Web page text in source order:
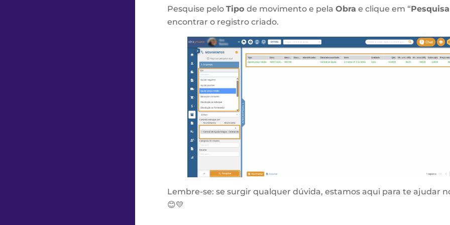
Pesquise pelo Tipo de movimento e pela Obra e clique em “
encontrar o registro criado.
Lembre-se: se surgir qualquer dúvida, estamos aqui para te ajudar
😊💛